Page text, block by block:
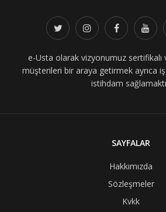
e-Usta olarak vizyonumuz sertifikalı
müşterileri bir araya getirmek ayrıca
istihdam
SAYFALAR
Hakkımızda
Sözleşmeler
Kvkk